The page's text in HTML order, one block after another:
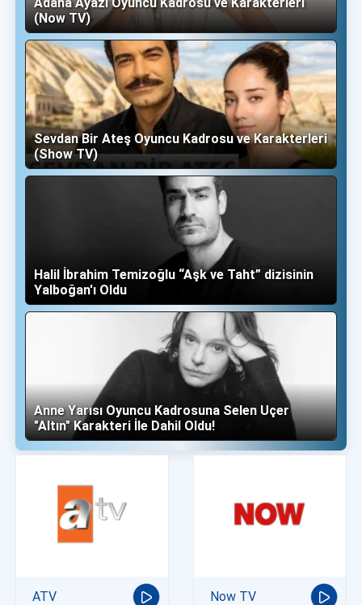
(Now TV)
Sevdan Bir Ateş Oyuncu Kadrosu ve Karakterleri
(Show TV)
Halil İbrahim Temizoğlu “Aşk ve Taht” dizisinin
Yalboğan'ı Oldu
Anne Yarısı Oyuncu Kadrosuna Selen Uçer
"Altın" Karakteri İle Dahil Oldu!
ATV Now TV